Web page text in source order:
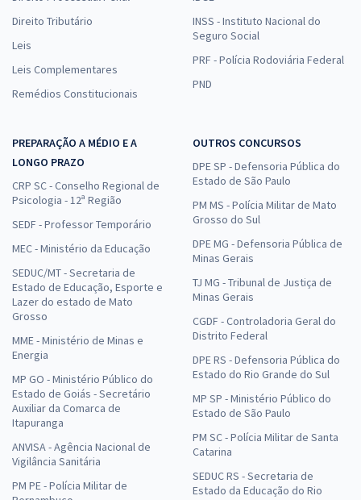
Direito Tributário
Leis
Leis Complementares
Remédios Constitucionais
INSS - Instituto Nacional do
Seguro Social
PRF - Polícia Rodoviária Federal
PND
PREPARAÇÃO A MÉDIO E A
LONGO PRAZO
CRP SC - Conselho Regional de
Psicologia - 12ª Região
SEDF - Professor Temporário
MEC - Ministério da Educação
SEDUC/MT - Secretaria de
Estado de Educação, Esporte e
Lazer do estado de Mato
Grosso
MME - Ministério de Minas e
Energia
MP GO - Ministério Público do
Estado de Goiás - Secretário
Auxiliar da Comarca de
Itapuranga
ANVISA - Agência Nacional de
Vigilância Sanitária
PM PE - Polícia Militar de
OUTROS CONCURSOS
DPE SP - Defensoria Pública do
Estado de São Paulo
PM MS - Polícia Militar de Mato
Grosso do Sul
DPE MG - Defensoria Pública de
Minas Gerais
TJ MG - Tribunal de Justiça de
Minas Gerais
CGDF - Controladoria Geral do
Distrito Federal
DPE RS - Defensoria Pública do
Estado do Rio Grande do Sul
MP SP - Ministério Público do
Estado de São Paulo
PM SC - Polícia Militar de Santa
Catarina
SEDUC RS - Secretaria de
Estado da Educação do Rio